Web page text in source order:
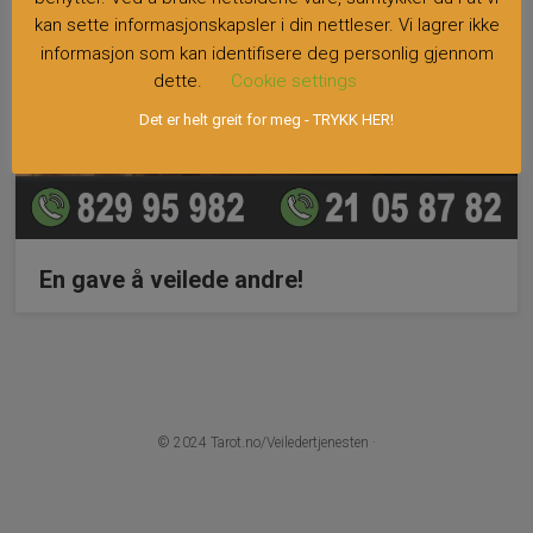
En gave å veilede andre!
© 2024 Tarot.no/Veiledertjenesten ·
kan sette informasjonskapsler i din nettleser. Vi lagrer ikke
informasjon som kan identifisere deg personlig gjennom
dette.
Cookie settings
Det er helt greit for meg - TRYKK HER!